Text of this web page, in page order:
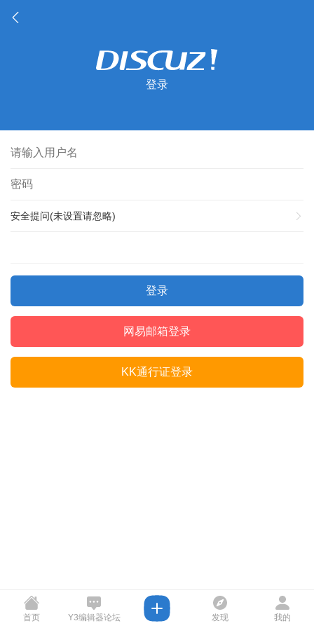
登录
安全提问(未设置请忽略)
登录
网易邮箱登录
KK通行证登录
首页 Y3编辑器论坛 发现 我的